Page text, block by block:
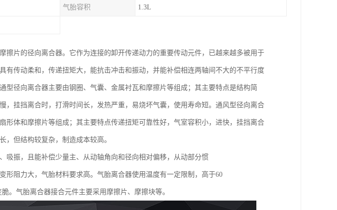
气胎容积 1.3L
擦片的径向离合器。它作为连接的卸开传递动力的重要传动元件，已越来越多被用于
有传动柔和，传递扭矩大，能抗击冲击和振动，并能补偿相连两轴间不大的不平行度
型径向离合器主要由钢圈、气囊、金属衬瓦和摩擦片等组成；其主要特点是结构简
，挂挡离合时，打滑时间长，发热严重，易烧坏气囊，使用寿命短。通风型径向离合
形体和摩擦片等组成；其主要特点传递扭矩可靠性好，气室容积小，进快，挂挡离合
，但结构较复杂，制造成本较高。
吸振，且能补偿少量主、从动轴角向和径向相对偏移，从动部分惯
形阻力大，气胎材料要求高。气胎离合器使用温度有一定限制，高于60
。气胎离合器接合元件主要采用摩擦片、摩擦块等。